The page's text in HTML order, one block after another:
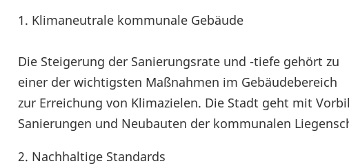
1. Klimaneutrale kommunale Gebäude
Die Steigerung der Sanierungsrate und -tiefe gehört zu
einer der wichtigsten Maßnahmen im Gebäudebereich
zur Erreichung von Klimazielen. Die Stadt geht mit
Sanierungen und Neubauten der kommunalen
2. Nachhaltige Standards